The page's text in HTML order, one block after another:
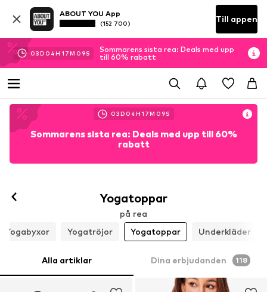
ABOUT YOU App
(152 700) Till appen
03D 04H 17M 07S
Sommarens sista rea: Deals med upp
till 60% rabatt
03D 04H17M 07S
Sommarens sista rea: Deals med upp till 60%
rabatt
Yogatoppar
på rea
Yogabyxor
Yogatröjor Yogatoppar Underkläder
Alla artiklar Dina erbjudanden 118